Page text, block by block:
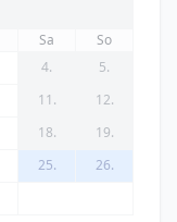
Sa
So
4.
5.
11.
12.
18.
19.
25.
26.